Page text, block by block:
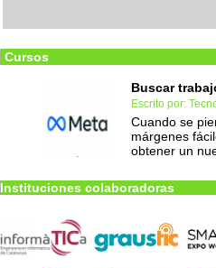
Cursos
Buscar
Escrito por:
Cuando se
márgenes
obtener un
Instituciones colaboradoras